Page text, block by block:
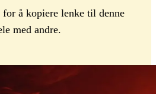
å kopiere lenke til denne
med andre.